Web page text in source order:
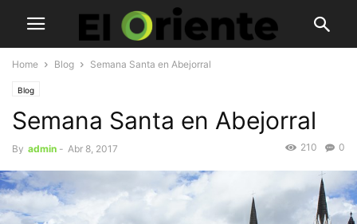
Home Blog Semana Santa en Abejorral
Blog
Semana Santa en Abejorral
By admin - Abr 8, 2017 0
210